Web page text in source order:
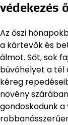
védekezés
Az őszi
a kártevők és
álmot. Sőt, sok
búvóhelyet a tél
kéreg
növény
gondoskodunk